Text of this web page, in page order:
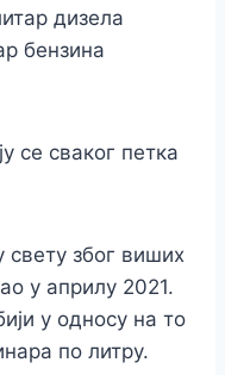
дизела
бензина
се сваког петка
због виших
у априлу 2021.
у односу на то
по литру.